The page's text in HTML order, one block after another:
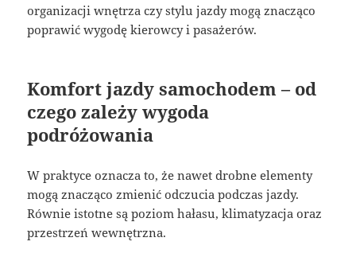
organizacji wnętrza czy stylu jazdy mogą znacząco
poprawić wygodę kierowcy i pasażerów.
Komfort jazdy samochodem – od
czego zależy wygoda
podróżowania
W praktyce oznacza to, że nawet drobne elementy
mogą znacząco zmienić odczucia podczas jazdy.
Równie istotne są poziom hałasu, klimatyzacja oraz
przestrzeń wewnętrzna.